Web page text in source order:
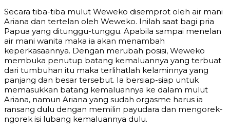
Secara tiba-tiba mulut Weweko disemprot oleh air mani
Ariana dan tertelan oleh Weweko. Inilah saat bagi pria
Papua yang ditunggu-tunggu. Apabila sampai menelan
air mani wanita maka ia akan menambah
keperkasaannya. Dengan merubah posisi, Weweko
membuka penutup batang kemaluannya yang terbuat
dari tumbuhan itu maka terlihatlah kelaminnya yang
panjang dan besar tersebut. Ia bersiap-siap untuk
memasukkan batang kemaluannya ke dalam mulut
Ariana, namun Ariana yang sudah orgasme harus ia
ransang dulu dengan memilin payudara dan mengorek-
ngorek isi lubang kemaluannya dulu.